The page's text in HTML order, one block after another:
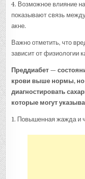
4. Возможное влияние
показывают связь
акне.
Важно отметить, что
зависит от физиологии
Преддиабет —
крови выше нормы, но
диагностировать
которые могут
1. Повышенная жажда и